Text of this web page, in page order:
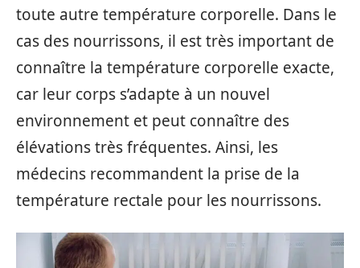
toute autre température corporelle. Dans le
cas des nourrissons, il est très important de
connaître la température corporelle exacte,
car leur corps s’adapte à un nouvel
environnement et peut connaître des
élévations très fréquentes. Ainsi, les
médecins recommandent la prise de la
température rectale pour les nourrissons.